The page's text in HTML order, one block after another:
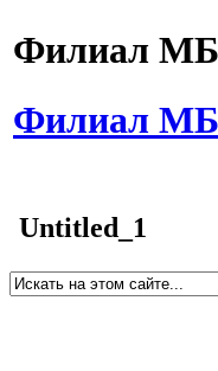
Филиал
Филиал
Untitled_1